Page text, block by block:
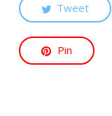
Tweet
Pin